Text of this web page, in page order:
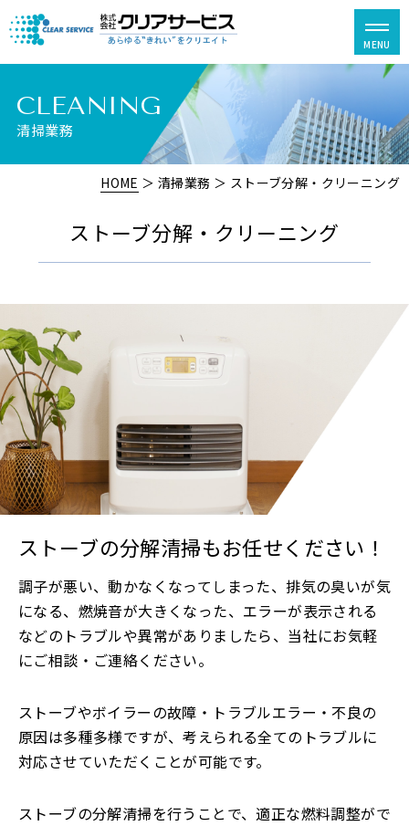
CLEANING
清掃業務
HOME ＞ 清掃業務 ＞ ストーブ分解・クリーニング
ストーブ分解・クリーニング
ストーブの分解清掃もお任せください！
調子が悪い、動かなくなってしまった、排気の臭いが気
になる、燃焼音が大きくなった、エラーが表示される
などのトラブルや異常がありましたら、当社にお気軽
にご相談・ご連絡ください。
ストーブやボイラーの故障・トラブルエラー・不良の
原因は多種多様ですが、考えられる全てのトラブルに
対応させていただくことが可能です。
ストーブの分解清掃を行うことで、適正な燃料調整がで